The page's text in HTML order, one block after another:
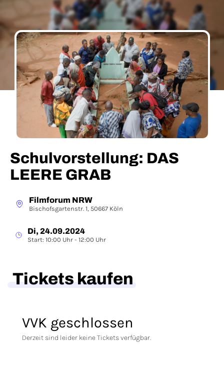
Schulvorstellung: DAS
LEERE GRAB
Filmforum NRW
Bischofsgartenstr. 1, 50667 Köln
Di, 24.09.2024
Start: 10:00 Uhr - 12:00 Uhr
Tickets kaufen
VVK geschlossen
Derzeit sind leider keine Tickets verfügbar.